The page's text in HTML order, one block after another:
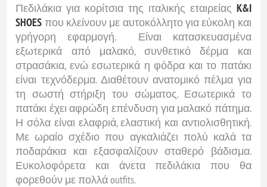
Πεδιλάκια για κορίτσια της ιταλικής εταιρείας K&I
SHOES που κλείνουν με αυτοκόλλητο για εύκολη και
γρήγορη εφαρμογή. Είναι κατασκευασμένα
εξωτερικά από μαλακό, συνθετικό δέρμα και
στρασάκια, ενώ εσωτερικά η φόδρα και το πατάκι
είναι τεχνόδερμα. Διαθέτουν ανατομικό πέλμα για
τη σωστή στήριξη του σώματος. Εσωτερικά το
πατάκι έχει αφρώδη επένδυση για μαλακό πάτημα.
Η σόλα είναι ελαφριά, ελαστική και αντιολισθητική.
Με ωραίο σχέδιο που αγκαλιάζει πολύ καλά τα
ποδαράκια και εξασφαλίζουν σταθερό βάδισμα.
Ευκολοφόρετα και άνετα πεδιλάκια που θα
φορεθούν με πολλά outfits.